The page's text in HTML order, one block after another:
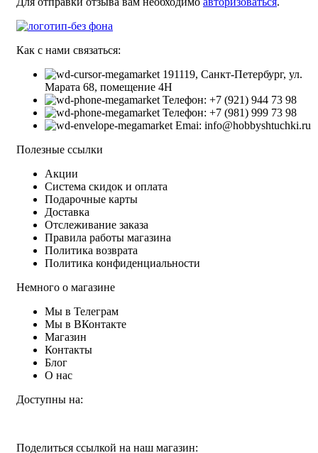
Как с нами связаться:
191119, Санкт-Петербург, ул.
Марата 68, помещение 4Н
Телефон: +7 (921) 944 73 98
Телефон: +7 (981) 999 73 98
Emai: info@hobbyshtuchki.ru
Полезные ссылки
Акции
Система скидок и оплата
Подарочные карты
Доставка
Отслеживание заказа
Правила работы магазина
Политика возврата
Политика конфиденциальности
Немного о магазине
Мы в Телеграм
Мы в ВКонтакте
Магазин
Контакты
Блог
О нас
Доступны на:
Поделиться ссылкой на наш магазин: